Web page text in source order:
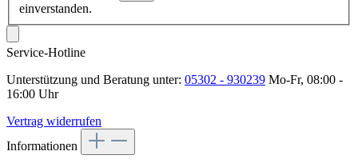
einverstanden.
Service-Hotline
Unterstützung und Beratung unter: 05302 - 930239 Mo-Fr, 08:00 -
16:00 Uhr
Vertrag widerrufen
Informationen